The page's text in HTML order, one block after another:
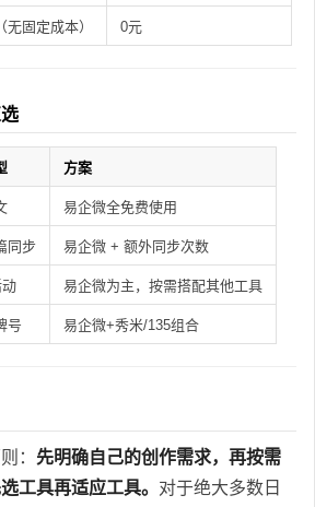
无固定成本） 0元
方案
易企微全免费使用
同步 易企微 + 额外同步次数
动 易企微为主，按需搭配其他工具
号 易企微+秀米/135组合
： 先明确自己的创作需求，再按需
工具再适应工具。 对于绝大多数日